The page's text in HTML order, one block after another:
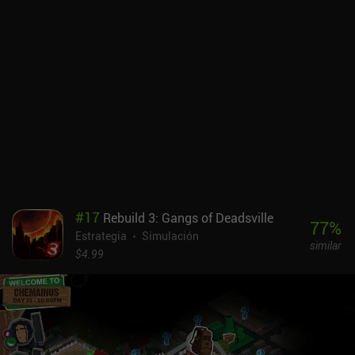
#17 Rebuild 3: Gangs of Deadsville
Estrategia
Simulación
$4.99
77%
similar